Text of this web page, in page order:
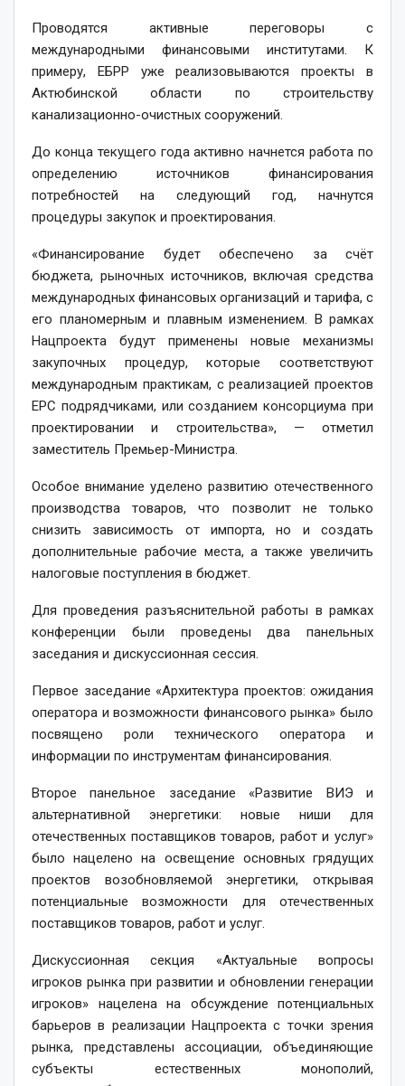
Проводятся активные переговоры с
международными финансовыми институтами. К
примеру, ЕБРР уже реализовываются проекты в
Актюбинской области по строительству
канализационно-очистных сооружений.
До конца текущего года активно начнется работа по
определению источников финансирования
потребностей на следующий год, начнутся
процедуры закупок и проектирования.
«Финансирование будет обеспечено за счёт
бюджета, рыночных источников, включая средства
международных финансовых организаций и тарифа, с
его планомерным и плавным изменением. В рамках
Нацпроекта будут применены новые механизмы
закупочных процедур, которые соответствуют
международным практикам, с реализацией проектов
EPC подрядчиками, или созданием консорциума при
проектировании и строительства», — отметил
заместитель Премьер-Министра.
Особое внимание уделено развитию отечественного
производства товаров, что позволит не только
снизить зависимость от импорта, но и создать
дополнительные рабочие места, а также увеличить
налоговые поступления в бюджет.
Для проведения разъяснительной работы в рамках
конференции были проведены два панельных
заседания и дискуссионная сессия.
Первое заседание «Архитектура проектов: ожидания
оператора и возможности финансового рынка» было
посвящено роли технического оператора и
информации по инструментам финансирования.
Второе панельное заседание «Развитие ВИЭ и
альтернативной энергетики: новые ниши для
отечественных поставщиков товаров, работ и услуг»
было нацелено на освещение основных грядущих
проектов возобновляемой энергетики, открывая
потенциальные возможности для отечественных
поставщиков товаров, работ и услуг.
Дискуссионная секция «Актуальные вопросы
игроков рынка при развитии и обновлении генерации
игроков» нацелена на обсуждение потенциальных
барьеров в реализации Нацпроекта с точки зрения
рынка, представлены ассоциации, объединяющие
субъекты естественных монополий,